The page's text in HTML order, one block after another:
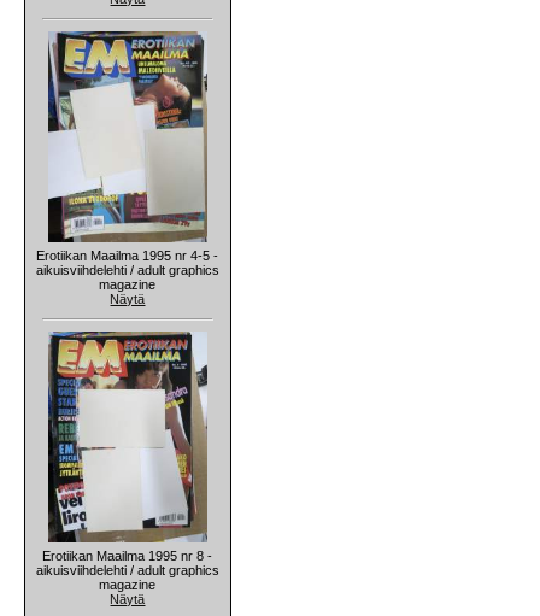
Erotiikan Maailma 1995 nr 4-5 -
aikuisviihdelehti / adult graphics
magazine
Näytä
Erotiikan Maailma 1995 nr 8 -
aikuisviihdelehti / adult graphics
magazine
Näytä